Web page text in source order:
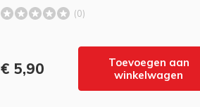
(0)
€ 5,90
Toevoegen aan
winkelwagen